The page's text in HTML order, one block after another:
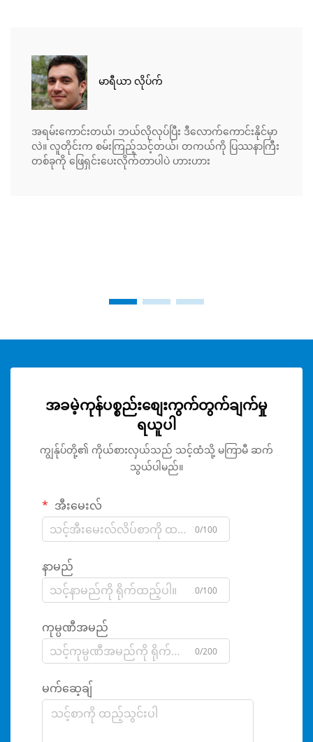
မာရီယာ လိုပ်က်
အရမ်းကောင်းတယ်၊ ဘယ်လိုလုပ်ပြီး ဒီလောက်ကောင်းနိုင်မှာ
လဲ။ လူတိုင်းက စမ်းကြည့်သင့်တယ်၊ တကယ်ကို ပြဿနာကြီး
တစ်ခုကို ဖြေရှင်းပေးလိုက်တာပါပဲ ဟားဟား
အခမဲ့ကုန်ပစ္စည်းစျေးကွက်တွက်ချက်မှု
ရယူပါ
ကျွန်ုပ်တို့၏ ကိုယ်စားလှယ်သည် သင့်ထံသို့ မကြာမီ ဆက်
သွယ်ပါမည်။
အီးမေးလ်
0/100
နာမည်
0/100
ကုမ္ပဏီအမည်
0/200
မက်ဆေ့ချ်